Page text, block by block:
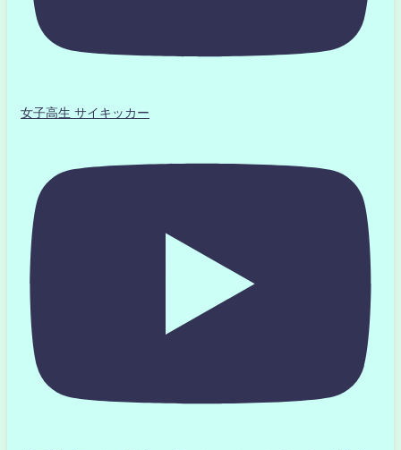
女子高生 サイキッカー